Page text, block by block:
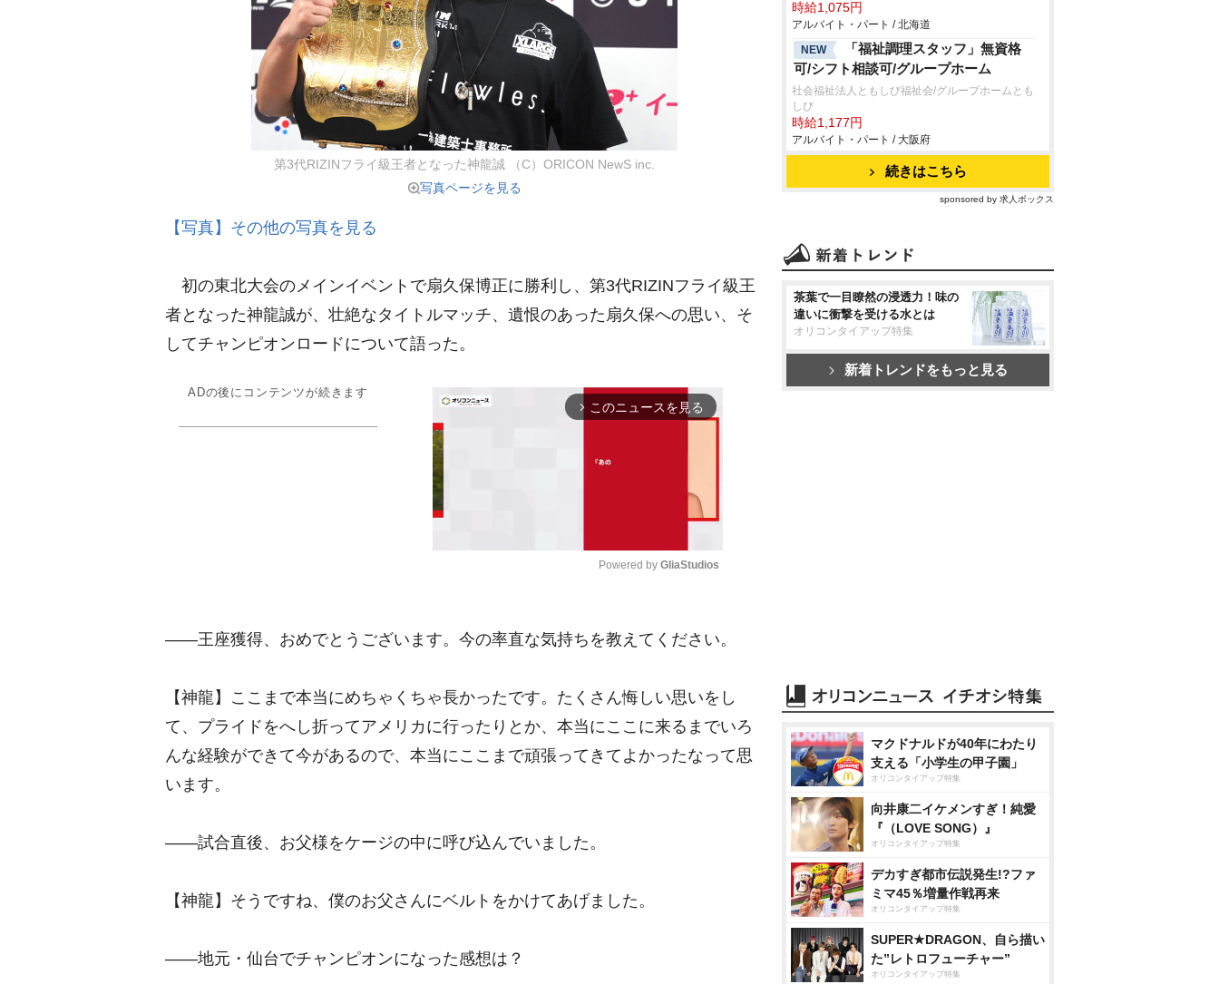
第3代RIZINフライ級王者となった神龍誠 （C）ORICON NewS inc.
写真ページを見る
【写真】その他の写真を見る
初の東北大会のメインイベントで扇久保博正に勝利し、第3代RIZINフライ級王
者となった神龍誠が、壮絶なタイトルマッチ、遺恨のあった扇久保への思い、そ
してチャンピオンロードについて語った。
ADの後にコンテンツが続きます
arrow_forward_ios このニュースを見る
u
e
Powered by GliaStudios
――王座獲得、おめでとうございます。今の率直な気持ちを教えてください。
【神龍】ここまで本当にめちゃくちゃ長かったです。たくさん悔しい思いをし
て、プライドをへし折ってアメリカに行ったりとか、本当にここに来るまでいろ
んな経験ができて今があるので、本当にここまで頑張ってきてよかったなって思
います。
――試合直後、お父様をケージの中に呼び込んでいました。
【神龍】そうですね、僕のお父さんにベルトをかけてあげました。
――地元・仙台でチャンピオンになった感想は？
時給1,075円
アルバイト・パート / 北海道
NEW
「福祉調理スタッフ」無資格
可/シフト相談可/グループホーム
社会福祉法人ともしび福祉会/グループホームとも
しび
時給1,177円
アルバイト・パート / 大阪府
続きはこちら
sponsored by 求人ボックス
茶葉で一目瞭然の浸透力！味の
違いに衝撃を受ける水とは
オリコンタイアップ特集
新着トレンドをもっと見る
マクドナルドが40年にわたり
支える「小学生の甲子園」
オリコンタイアップ特集
向井康二イケメンすぎ！純愛
『（LOVE SONG）』
オリコンタイアップ特集
デカすぎ都市伝説発生!?ファ
ミマ45％増量作戦再来
オリコンタイアップ特集
SUPER★DRAGON、自ら描い
た”レトロフューチャー”
オリコンタイアップ特集